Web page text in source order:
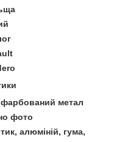
метал
фото
алюміній, гума,